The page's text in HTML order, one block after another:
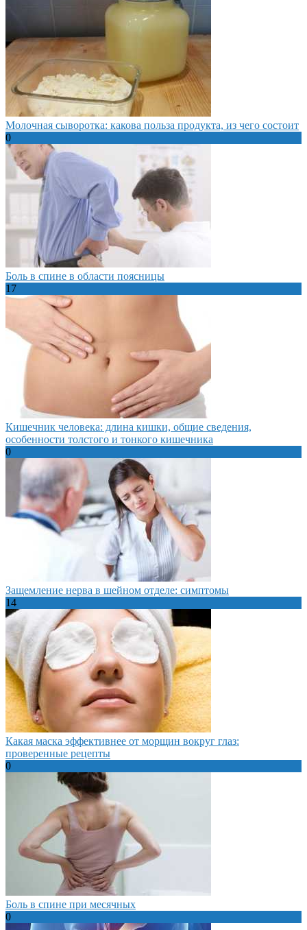
Молочная сыворотка: какова польза продукта, из чего состоит
0
Боль в спине в области поясницы
17
Кишечник человека: длина кишки, общие сведения,
особенности толстого и тонкого кишечника
0
Защемление нерва в шейном отделе: симптомы
14
Какая маска эффективнее от морщин вокруг глаз:
проверенные рецепты
0
Боль в спине при месячных
0